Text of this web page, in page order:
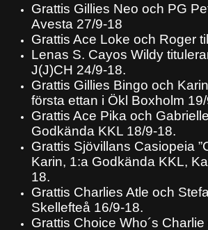
Grattis Gillies Neo och PG
Avesta 27/9-18
Grattis Ace Loke och Roger
Lenas S. Cayos Wildy
J(J)CH 24/9-18.
Grattis Gillies Bingo och
första ettan i Ökl Boxholm
Grattis Ace Pika och Gabrielle
Godkända KKL 18/9-18.
Grattis Sjövillans Casiopeia
Karin, 1:a Godkända KKL,
18.
Grattis Charlies Atle och
Skellefteå 16/9-18.
Grattis Choice Who´s